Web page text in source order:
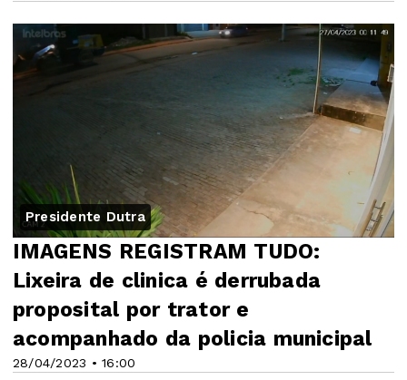
Presidente Dutra
28/04/2023 • 16:00
IMAGENS REGISTRAM TUDO:
Lixeira de clinica é derrubada
proposital por trator e
acompanhado da policia municipal